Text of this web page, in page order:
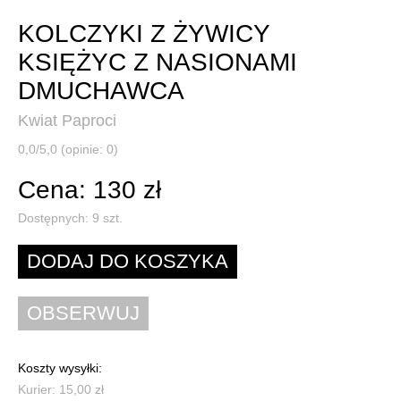
KOLCZYKI Z ŻYWICY
KSIĘŻYC Z NASIONAMI
DMUCHAWCA
Kwiat Paproci
0,0/5,0 (opinie: 0)
Cena: 130 zł
Dostępnych: 9 szt.
Koszty wysyłki:
Kurier: 15,00 zł